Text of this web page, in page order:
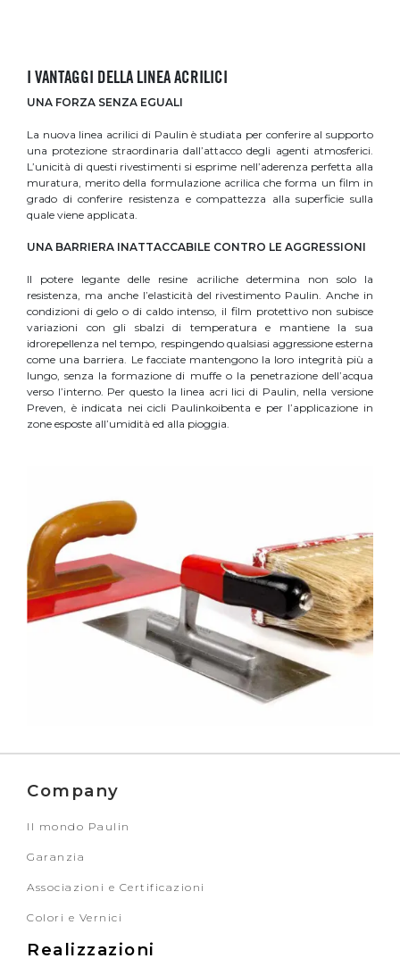
I VANTAGGI DELLA LINEA ACRILICI
UNA FORZA SENZA EGUALI
La nuova linea acrilici di Paulin è studiata per conferire al supporto
una protezione straordinaria dall’attacco degli agenti atmosferici.
L’unicità di questi rivestimenti si esprime nell’aderenza perfetta alla
muratura, merito della formulazione acrilica che forma un film in
grado di conferire resistenza e compattezza alla superficie sulla
quale viene applicata.
UNA BARRIERA INATTACCABILE CONTRO LE AGGRESSIONI
Il potere legante delle resine acriliche determina non solo la
resistenza, ma anche l’elasticità del rivestimento Paulin. Anche in
condizioni di gelo o di caldo intenso, il film protettivo non subisce
variazioni con gli sbalzi di temperatura e mantiene la sua
idrorepellenza nel tempo, respingendo qualsiasi aggressione esterna
come una barriera. Le facciate mantengono la loro integrità più a
lungo, senza la formazione di muffe o la penetrazione dell’acqua
verso l’interno. Per questo la linea acri lici di Paulin, nella versione
Preven, è indicata nei cicli Paulinkoibenta e per l’applicazione in
zone esposte all’umidità ed alla pioggia.
Company
Il mondo Paulin
Garanzia
Associazioni e Certificazioni
Colori e Vernici
Realizzazioni